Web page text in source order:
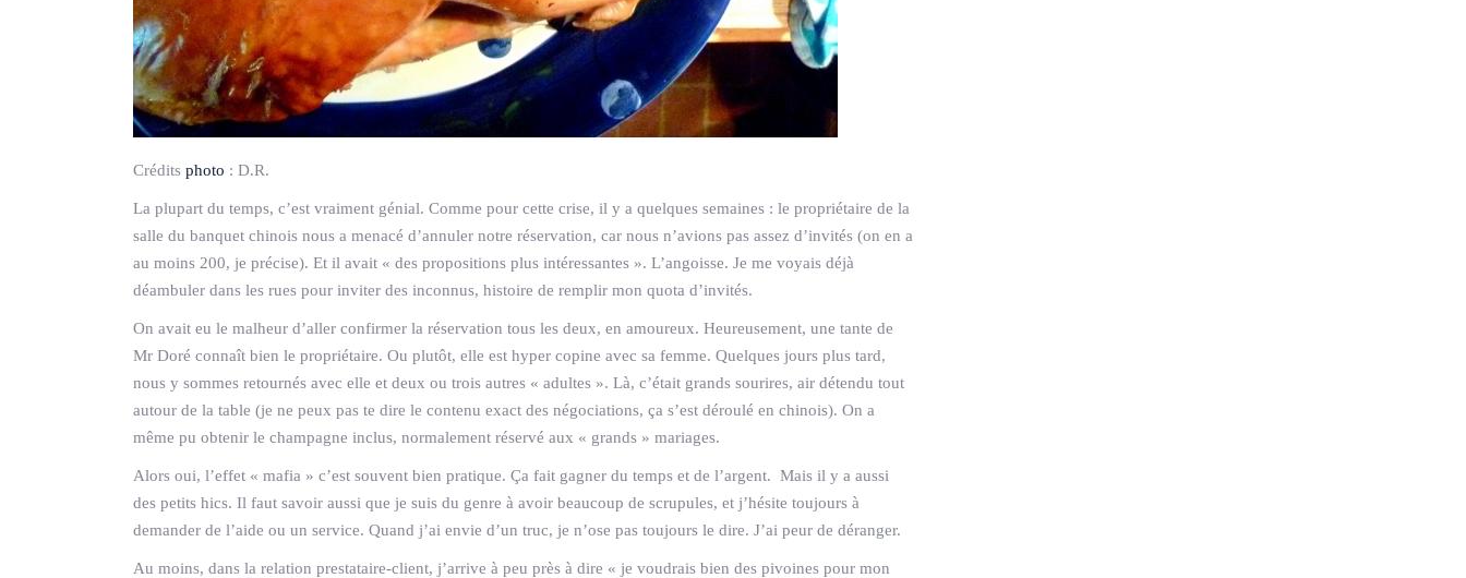
Crédits photo : D.R.
La plupart du temps, c’est vraiment génial. Comme pour cette crise, il y a quelques semaines : le propriétaire de la
salle du banquet chinois nous a menacé d’annuler notre réservation, car nous n’avions pas assez d’invités (on en a
au moins 200, je précise). Et il avait « des propositions plus intéressantes ». L’angoisse. Je me voyais déjà
déambuler dans les rues pour inviter des inconnus, histoire de remplir mon quota d’invités.
On avait eu le malheur d’aller confirmer la réservation tous les deux, en amoureux. Heureusement, une tante de
Mr Doré connaît bien le propriétaire. Ou plutôt, elle est hyper copine avec sa femme. Quelques jours plus tard,
nous y sommes retournés avec elle et deux ou trois autres « adultes ». Là, c’était grands sourires, air détendu tout
autour de la table (je ne peux pas te dire le contenu exact des négociations, ça s’est déroulé en chinois). On a
même pu obtenir le champagne inclus, normalement réservé aux « grands » mariages.
Alors oui, l’effet « mafia » c’est souvent bien pratique. Ça fait gagner du temps et de l’argent. Mais il y a aussi
des petits hics. Il faut savoir aussi que je suis du genre à avoir beaucoup de scrupules, et j’hésite toujours à
demander de l’aide ou un service. Quand j’ai envie d’un truc, je n’ose pas toujours le dire. J’ai peur de déranger.
Au moins, dans la relation prestataire-client, j’arrive à peu près à dire « je voudrais bien des pivoines pour mon